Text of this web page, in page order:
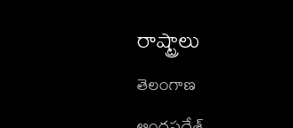
రాష్ట్రాలు
తెలంగాణ